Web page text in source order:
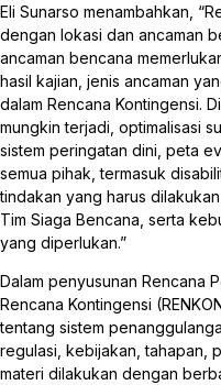
Eli Sunarso menambahkan,
dengan lokasi dan ancaman
ancaman bencana
hasil kajian, jenis ancaman
dalam Rencana Kontingensi.
mungkin terjadi, optimalisasi
sistem peringatan dini, peta
semua pihak, termasuk
tindakan yang harus
Tim Siaga Bencana, serta
yang diperlukan.”
Dalam penyusunan Rencana
Rencana Kontingensi
tentang sistem
regulasi, kebijakan, tahapan,
materi dilakukan dengan